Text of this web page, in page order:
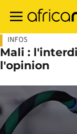
contenu
INFOS
Mali :
l'opinion